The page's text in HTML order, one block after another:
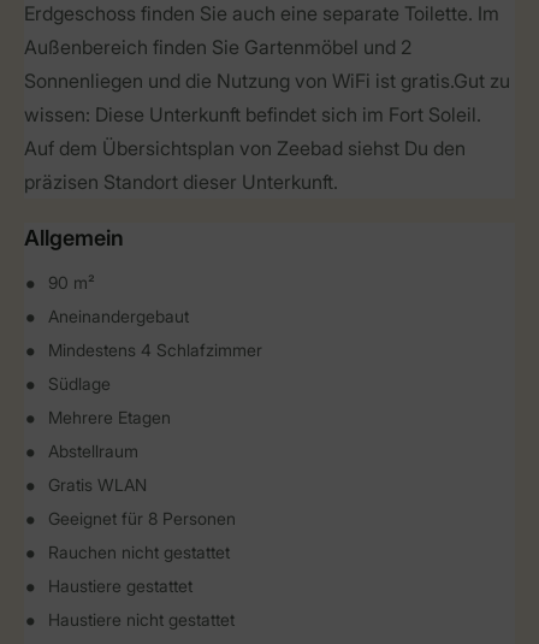
Erdgeschoss finden Sie auch eine separate Toilette. Im
Außenbereich finden Sie Gartenmöbel und 2
Sonnenliegen und die Nutzung von WiFi ist gratis. Gut zu
wissen: Diese Unterkunft befindet sich im Fort Soleil.
Auf dem Übersichtsplan von Zeebad siehst Du den
präzisen Standort dieser Unterkunft.
Allgemein
90 m²
Aneinandergebaut
Mindestens 4 Schlafzimmer
Südlage
Mehrere Etagen
Abstellraum
Gratis WLAN
Geeignet für 8 Personen
Rauchen nicht gestattet
Haustiere gestattet
Haustiere nicht gestattet